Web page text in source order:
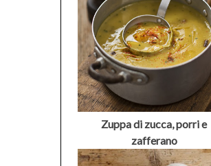
Zuppa di zucca, porri e
zafferano